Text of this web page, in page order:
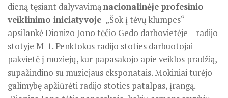
dieną tęsiant dalyvavimąnacionalinėje profesinio
veiklinimo iniciatyvoje „Šok į tėvų klumpes“
apsilankė Dionizo Jono tėčio Gedo darbovietėje – radijo
stotyje M-1. Penktokus radijo stoties darbuotojai
pakvietė į muziejų, kur papasakojo apie veiklos pradžią,
supažindino su muziejaus eksponatais. Mokiniai turėjo
galimybę apžiūrėti radijo stoties patalpas, įrangą.